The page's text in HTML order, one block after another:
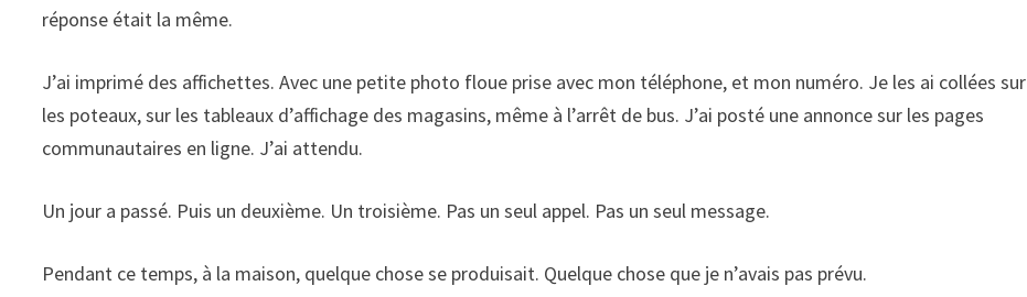
réponse était la même.
J’ai imprimé des affichettes. Avec une petite photo floue prise avec mon téléphone, et mon numéro. Je les ai collées sur
les poteaux, sur les tableaux d’affichage des magasins, même à l’arrêt de bus. J’ai posté une annonce sur les pages
communautaires en ligne. J’ai attendu.
Un jour a passé. Puis un deuxième. Un troisième. Pas un seul appel. Pas un seul message.
Pendant ce temps, à la maison, quelque chose se produisait. Quelque chose que je n’avais pas prévu.